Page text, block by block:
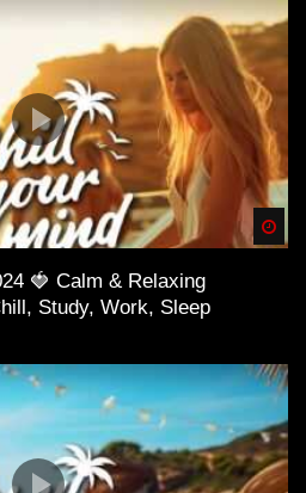
🍓 Calm & Relaxing
Study, Work, Sleep